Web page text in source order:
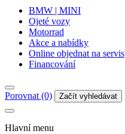
BMW | MINI
Ojeté vozy
Motorrad
Akce a nabídky
Online objednat na servis
Financování
Porovnat (0) Začít vyhledávat
Hlavní menu